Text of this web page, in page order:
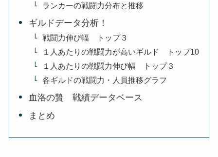
ランカーの戦闘力分布と推移
ギルドデータ分析！
戦闘力伸び幅 トップ３
１人あたりの戦闘力が高いギルド トップ10
１人あたりの戦闘力伸び幅 トップ３
各ギルドの戦闘力・人員推移グラフ
血洛の贄 戦績データベース
まとめ